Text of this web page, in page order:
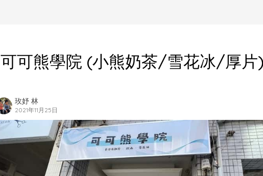
可可熊學院 (小熊奶茶/雪花冰/厚片
玫妤 林
2021年11月25日